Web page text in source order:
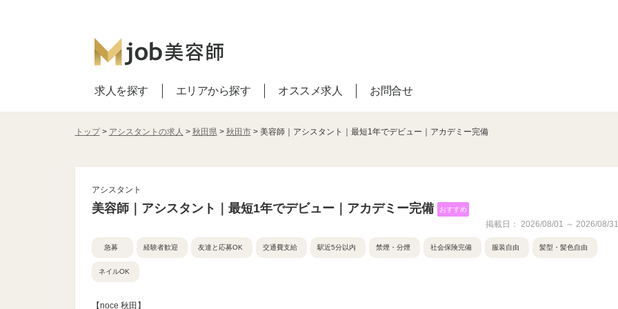
求人を探す エリアから探す オススメ求人 お問合せ
トップ> アシスタントの求人 > 秋田県> 秋田市> 美容師｜アシスタント｜最短1年でデビュー｜アカデミー完備
アシスタント
美容師｜アシスタント｜最短1年でデビュー｜アカデミー完備 おすすめ
掲載日： 2026/08/01 ～ 2026/08/31
急募 経験者歓迎 友達と応募OK 交通費支給 駅近5分以内 禁煙・分煙 社会保険完備 服装自由 髪型・髪色自由
ネイルOK
【noce 秋田】